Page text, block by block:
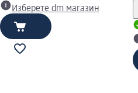
Изберете dm магазин